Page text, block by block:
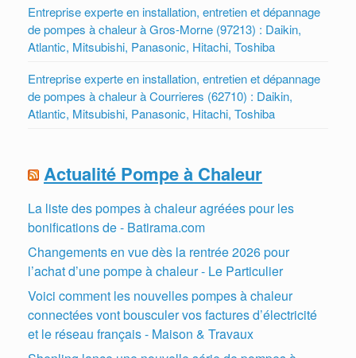
Entreprise experte en installation, entretien et dépannage
de pompes à chaleur à Gros-Morne (97213) : Daikin,
Atlantic, Mitsubishi, Panasonic, Hitachi, Toshiba
Entreprise experte en installation, entretien et dépannage
de pompes à chaleur à Courrieres (62710) : Daikin,
Atlantic, Mitsubishi, Panasonic, Hitachi, Toshiba
Actualité Pompe à Chaleur
La liste des pompes à chaleur agréées pour les
bonifications de - Batirama.com
Changements en vue dès la rentrée 2026 pour
l’achat d’une pompe à chaleur - Le Particulier
Voici comment les nouvelles pompes à chaleur
connectées vont bousculer vos factures d’électricité
et le réseau français - Maison & Travaux